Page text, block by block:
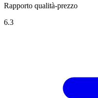
Rapporto qualità-prezzo
6.3